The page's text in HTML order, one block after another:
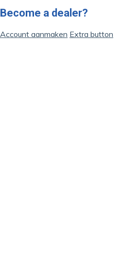
Become a dealer?
Account aanmaken Extra button